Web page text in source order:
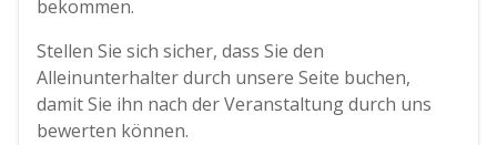
bekommen.
Stellen Sie sich sicher, dass Sie den
Alleinunterhalter durch unsere Seite buchen,
damit Sie ihn nach der Veranstaltung durch uns
bewerten können.